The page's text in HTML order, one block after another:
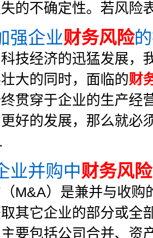
的不确定性。若风险
强企业财务风险
技经济的迅猛发展，
大的同时，面临的财
贯穿于企业的生产经
好的发展，那么就必
业并购中财务风险
M&A）是兼并与收
其它企业的部分或全
要包括公司合并、资